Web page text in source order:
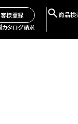
様登録
カタログ請求
商品検